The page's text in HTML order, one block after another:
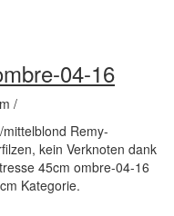
04-16
/
Remy-
kein Verknoten dank
45cm ombre-04-16
Kategorie.